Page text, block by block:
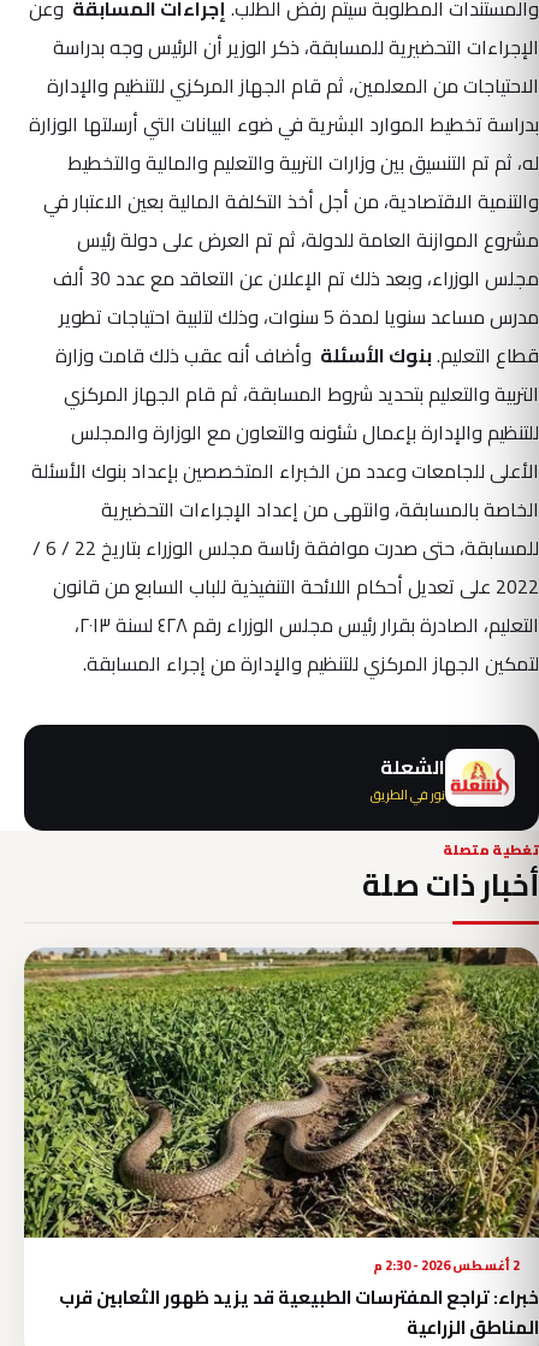
والمستندات المطلوبة سيتم رفض الطلب.إجراءات المسابقة وعن
الإجراءات التحضيرية للمسابقة، ذكر الوزير أن الرئيس وجه بدراسة
الاحتياجات من المعلمين، ثم قام الجهاز المركزي للتنظيم والإدارة
بدراسة تخطيط الموارد البشرية في ضوء البيانات التي أرسلتها الوزارة
له، ثم تم التنسيق بين وزارات التربية والتعليم والمالية والتخطيط
والتنمية الاقتصادية، من أجل أخذ التكلفة المالية بعين الاعتبار في
مشروع الموازنة العامة للدولة، ثم تم العرض على دولة رئيس
مجلس الوزراء، وبعد ذلك تم الإعلان عن التعاقد مع عدد 30 ألف
مدرس مساعد سنويا لمدة 5 سنوات، وذلك لتلبية احتياجات تطوير
قطاع التعليم.بنوك الأسئلة وأضاف أنه عقب ذلك قامت وزارة
التربية والتعليم بتحديد شروط المسابقة، ثم قام الجهاز المركزي
للتنظيم والإدارة بإعمال شئونه والتعاون مع الوزارة والمجلس
الأعلى للجامعات وعدد من الخبراء المتخصصين بإعداد بنوك الأسئلة
الخاصة بالمسابقة، وانتهى من إعداد الإجراءات التحضيرية
للمسابقة، حتى صدرت موافقة رئاسة مجلس الوزراء بتاريخ 22 / 6 /
2022 على تعديل أحكام اللائحة التنفيذية للباب السابع من قانون
التعليم، الصادرة بقرار رئيس مجلس الوزراء رقم ٤٢٨ لسنة ٢٠١٣،
لتمكين الجهاز المركزي للتنظيم والإدارة من إجراء المسابقة.
الشعلة
نور في الطريق
تغطية متصلة
أخبار ذات صلة
2 أغسطس 2026 - 2:30 م
خبراء: تراجع المفترسات الطبيعية قد يزيد ظهور الثعابين قرب
المناطق الزراعية